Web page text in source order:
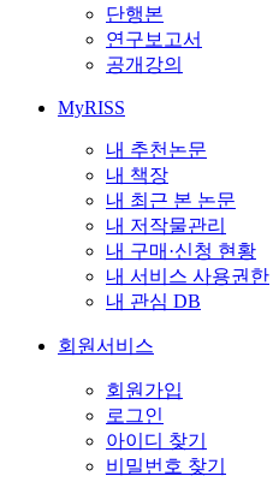
단행본
연구보고서
공개강의
MyRISS
내 추천논문
내 책장
내 최근 본 논문
내 저작물관리
내 구매·신청 현황
내 서비스 사용권한
내 관심 DB
회원서비스
회원가입
로그인
아이디 찾기
비밀번호 찾기